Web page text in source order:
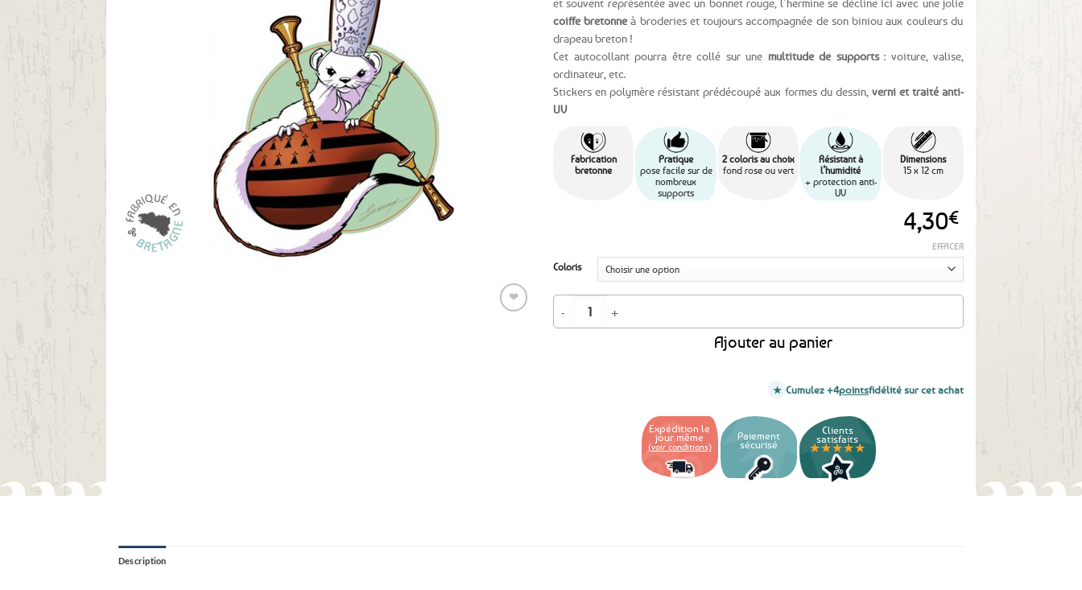
❤
et souvent représentée avec un bonnet rouge, l’hermine se décline ici avec une jolie
coiffe bretonne à broderies et toujours accompagnée de son biniou aux couleurs du
drapeau breton !
Cet autocollant pourra être collé sur une multitude de supports : voiture, valise,
ordinateur, etc.
Stickers en polymère résistant prédécoupé aux formes du dessin, verni et traité anti-
UV
Fabrication
bretonne
Pratique
pose facile sur de
nombreux
supports
2 coloris au choix
fond rose ou vert
Résistant à
l’humidité
+ protection anti-
UV
Dimensions
15 x 12 cm
4,30€
Coloris
EFFACER
quantité de Autocollant Hermine à la coiffe bigoudène - 2 coloris au choix
Ajouter au panier
Cumulez +4pointsfidélité sur cet achat
Expédition le
jour même
(voir conditions)
Paiement
sécurisé
Clients
satisfaits
★★★★★
Description